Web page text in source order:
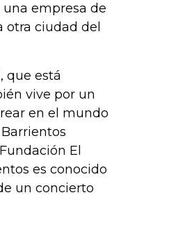
empresa de
otra ciudad del
que está
vive por un
en el mundo
El
es conocido
un concierto